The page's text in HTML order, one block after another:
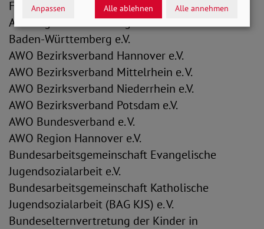
Freien Wohlfahrtspflege NRW
Arbeitsgemeinschaft Jugendfreizeitstätten
Baden-Württemberg e.V.
AWO Bezirksverband Hannover e.V.
AWO Bezirksverband Mittelrhein e. V.
AWO Bezirksverband Niederrhein e.V.
AWO Bezirksverband Potsdam e.V.
AWO Bundesverband e. V.
AWO Region Hannover e.V.
Bundesarbeitsgemeinschaft Evangelische
Jugendsozialarbeit e.V.
Bundesarbeitsgemeinschaft Katholische
Jugendsozialarbeit (BAG KJS) e. V.
Bundeselternvertretung der Kinder in
Anpassen Alle ablehnen Alle annehmen